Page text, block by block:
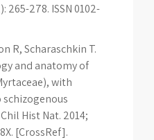
265-278. ISSN 0102-
R, Scharaschkin T.
and anatomy of
with
Hist Nat. 2014;
[CrossRef].